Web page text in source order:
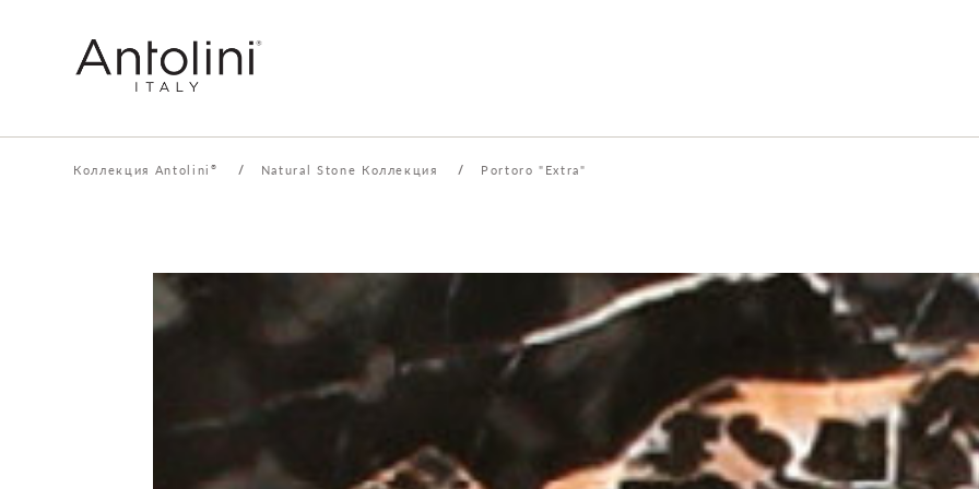
Коллекция Antolini ® / Natural Stone Коллекция / Portoro "Extra"